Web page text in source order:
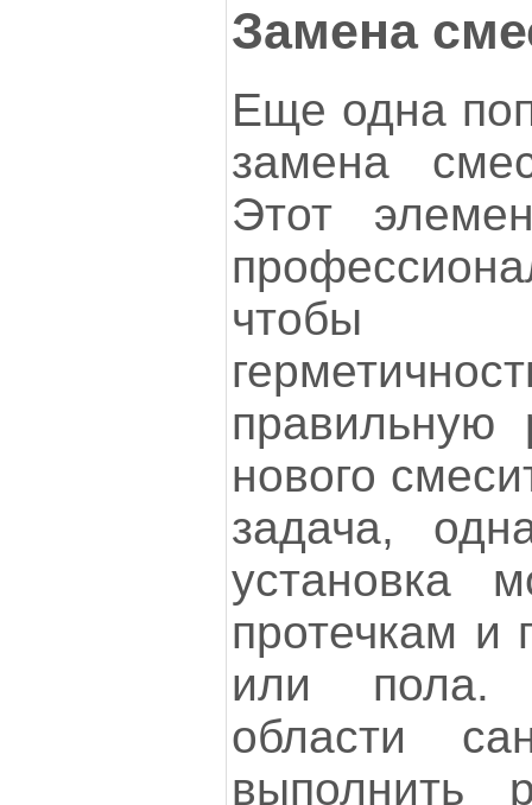
Замена
Еще одна
замена
Этот
чтобы
правильную
нового
задача,
установка
протечкам и
или пола.
области
выполнить